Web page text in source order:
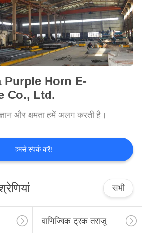
Purple Horn E-
Co., Ltd.
और क्षमता हमें अलग करती है।
हमसे संपर्क करें!
सभी
वाणिज्यिक ट्रक तराजू